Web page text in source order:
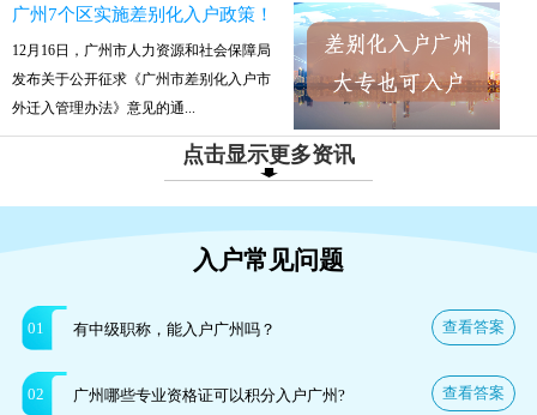
广州7个区实施差别化入户政策！
12月16日，广州市人力资源和社会保障局
发布关于公开征求《广州市差别化入户市
外迁入管理办法》意见的通...
点击显示更多资讯
入户常见问题
查看答案
01 有中级职称，能入户广州吗？
查看答案
02 广州哪些专业资格证可以积分入户广州?